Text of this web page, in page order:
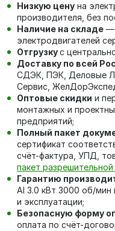
Низкую цену на
производителя, без
Наличие на складе —
электродвигателей
Отгрузкус
Доставку по всей
СДЭК, ПЭК, Деловые
Сервис,
Оптовые скидки и
монтажных и
предприятий;
Полный пакет
сертификат
счёт-фактура, УПД,
пакет
Гарантию
Al 3.0 кВт 3000 об/
и эксплуатации;
Безопасную форму
оплата по счёт-